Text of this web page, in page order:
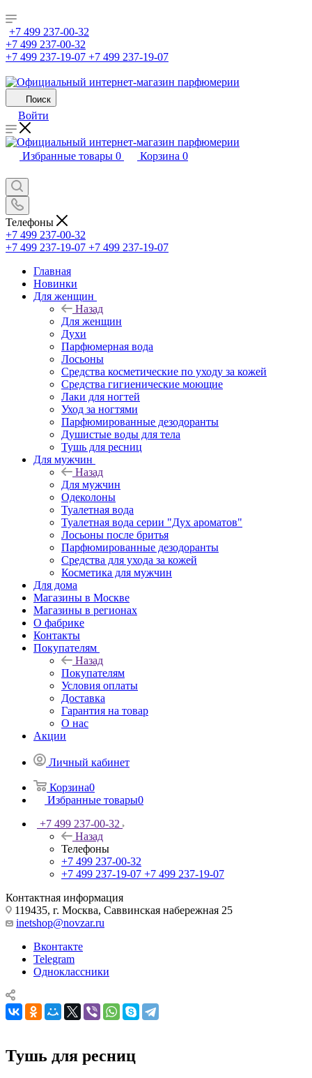
+7 499 237-00-32
+7 499 237-00-32
+7 499 237-19-07 +7 499 237-19-07
Поиск
Войти
Избранные товары 0 Корзина 0
Телефоны
+7 499 237-00-32
+7 499 237-19-07 +7 499 237-19-07
Главная
Новинки
Для женщин
Назад
Для женщин
Духи
Парфюмерная вода
Лосьоны
Средства косметические по уходу за кожей
Средства гигиенические моющие
Лаки для ногтей
Уход за ногтями
Парфюмированные дезодоранты
Душистые воды для тела
Тушь для ресниц
Для мужчин
Назад
Для мужчин
Одеколоны
Туалетная вода
Туалетная вода серии "Дух ароматов"
Лосьоны после бритья
Парфюмированные дезодоранты
Средства для ухода за кожей
Косметика для мужчин
Для дома
Магазины в Москве
Магазины в регионах
О фабрике
Контакты
Покупателям
Назад
Покупателям
Условия оплаты
Доставка
Гарантия на товар
О нас
Акции
Личный кабинет
Корзина0
Избранные товары0
+7 499 237-00-32
Назад
Телефоны
+7 499 237-00-32
+7 499 237-19-07 +7 499 237-19-07
Контактная информация
119435, г. Москва, Саввинская набережная 25
inetshop@novzar.ru
Вконтакте
Telegram
Одноклассники
Тушь для ресниц